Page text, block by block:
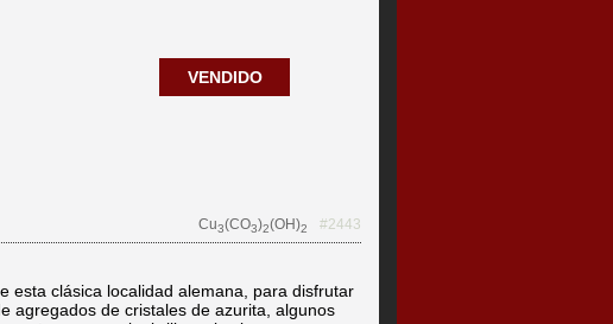
VENDIDO
Cu3(CO3)2(OH)2
#2443
esta clásica localidad alemana, para disfrutar
agregados de cristales de azurita, algunos